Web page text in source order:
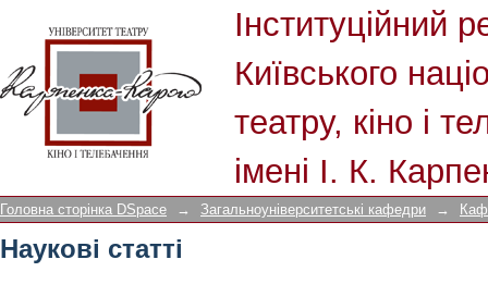
Інституційний
Київського
театру, кіно і
імені І. К.
Головна сторінка DSpace → Загальноуніверситетські кафедри →
Наукові статті